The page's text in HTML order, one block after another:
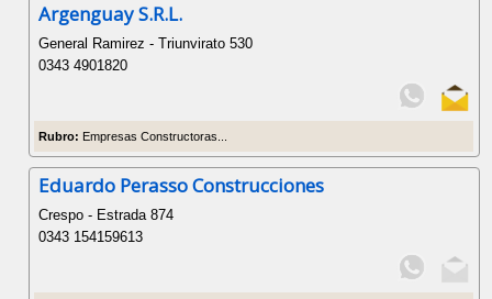
Argenguay S.R.L.
General Ramirez - Triunvirato 530
0343 4901820
Rubro: Empresas Constructoras...
Eduardo Perasso Construcciones
Crespo - Estrada 874
0343 154159613